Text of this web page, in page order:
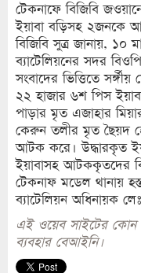
টেকনাফে বিজিবি
ইয়াবা বড়িসহ ২জনকে
বিজিবি সুত্র জানায়, ১০
ব্যাটেলিয়নের সদর
সংবাদের ভিত্তিতে
২২ হাজার ৬শ পিস
পাড়ার মৃত এজাহার
কেরুন তলীর মৃত ছৈয়দ
আটক করে। উদ্ধারকৃত
ইয়াবাসহ আটককৃতদের
টেকনাফ মডেল থানায়
ব্যাটেলিয়ন অধিনায়ক
এই ওয়েব সাইটের কোন
ব্যবহার বেআইনি।